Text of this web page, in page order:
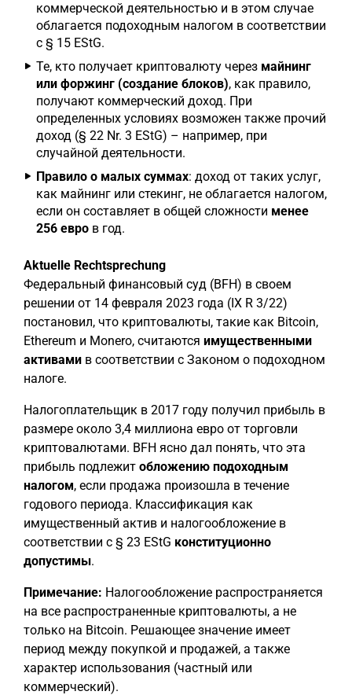
коммерческой деятельностью и в этом случае
облагается подоходным налогом в соответствии
с § 15 EStG.
Те, кто получает криптовалюту через майнинг
или форжинг (создание блоков), как правило,
получают коммерческий доход. При
определенных условиях возможен также прочий
доход (§ 22 Nr. 3 EStG) – например, при
случайной деятельности.
Правило о малых суммах: доход от таких услуг,
как майнинг или стекинг, не облагается налогом,
если он составляет в общей сложности менее
256 евро в год.
Aktuelle Rechtsprechung
Федеральный финансовый суд (BFH) в своем
решении от 14 февраля 2023 года (IX R 3/22)
постановил, что криптовалюты, такие как Bitcoin,
Ethereum и Monero, считаются имущественными
активами в соответствии с Законом о подоходном
налоге.
Налогоплательщик в 2017 году получил прибыль в
размере около 3,4 миллиона евро от торговли
криптовалютами. BFH ясно дал понять, что эта
прибыль подлежит обложению подоходным
налогом, если продажа произошла в течение
годового периода. Классификация как
имущественный актив и налогообложение в
соответствии с § 23 EStG конституционно
допустимы.
Примечание: Налогообложение распространяется
на все распространенные криптовалюты, а не
только на Bitcoin. Решающее значение имеет
период между покупкой и продажей, а также
характер использования (частный или
коммерческий).